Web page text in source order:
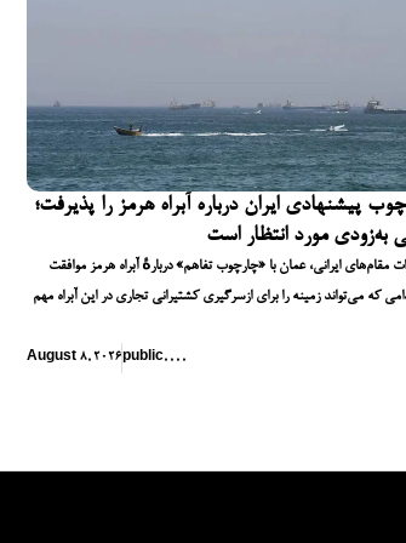
پیشنهادی ایران درباره آبراه هرمز را پذیرفت؛
به‌زودی مورد انتظار است
مقام‌های ایرانی، عمان با «چارچوب تفاهم» دربارهٔ آبراه هرمز موافقت
که می‌تواند زمینه را برای ازسرگیری کشتیرانی تجاری در این آبراه مهم
August 8, 2026 public, , , ,